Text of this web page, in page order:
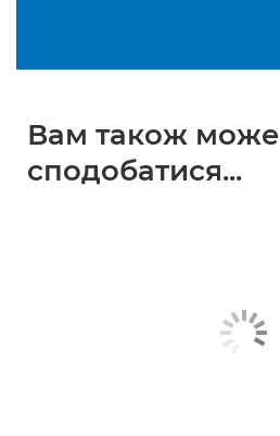
Вам також може
сподобатися...